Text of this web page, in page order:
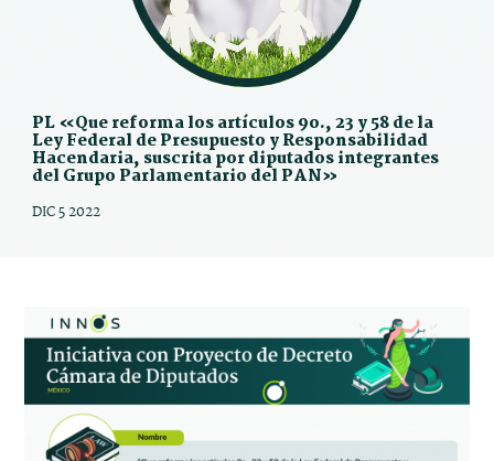
PL «Que reforma los artículos 9o., 23 y 58 de la
Ley Federal de Presupuesto y Responsabilidad
Hacendaria, suscrita por diputados integrantes
del Grupo Parlamentario del PAN»
DIC 5 2022